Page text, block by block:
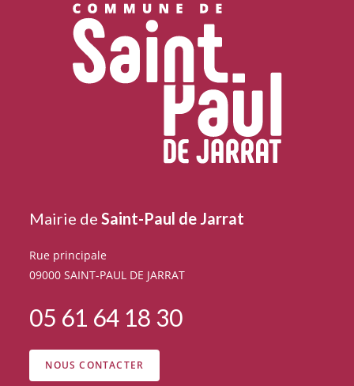
Mairie deSaint-Paul de Jarrat
Rue principale
09000 SAINT-PAUL DE JARRAT
05 61 64 18 30
NOUS CONTACTER